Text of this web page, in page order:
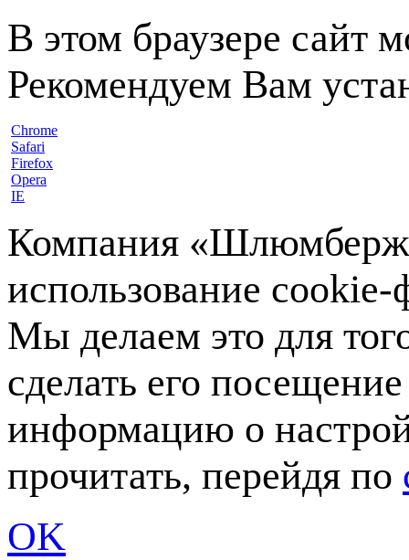
В этом браузере сайт
Рекомендуем Вам
Chrome
Safari
Firefox
Opera
IE
Компания
использование
Мы делаем это для
сделать его
информацию о
прочитать, перейдя по
OK